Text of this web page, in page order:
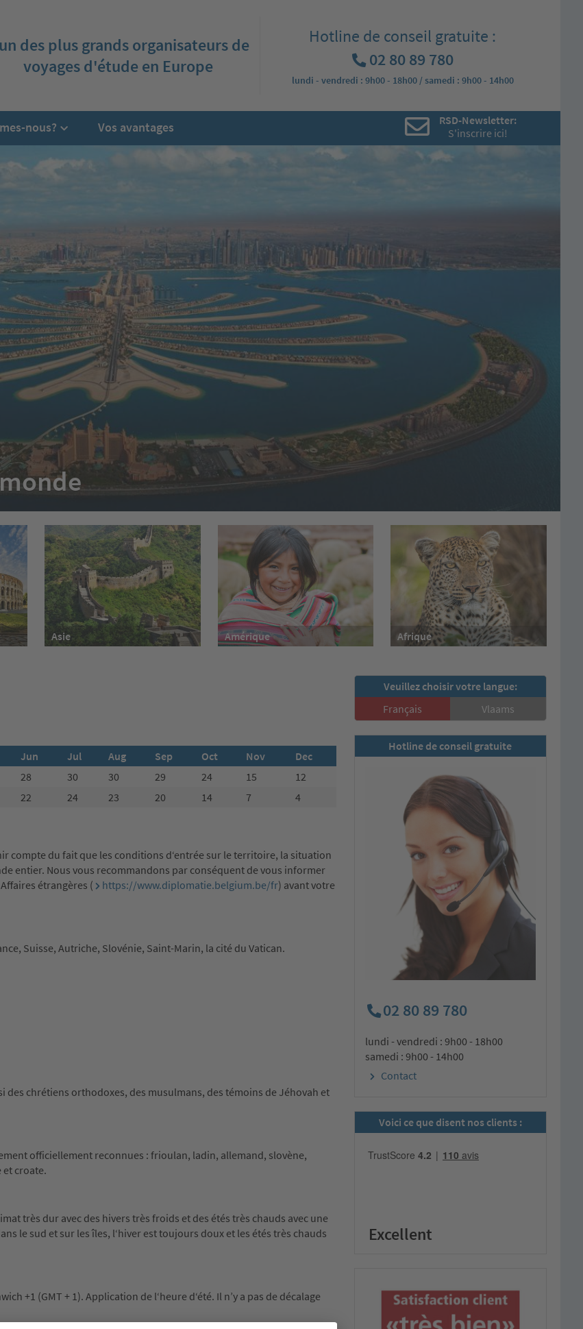
des plus grands organisateurs de
voyages d'étude en Europe
Hotline de conseil gratuite :
02 80 89 780
lundi - vendredi : 9h00 - 18h00 / samedi : 9h00 - 14h00
nous? Vos avantages
RSD-Newsletter:
S'inscrire ici!
Asie Amérique Afrique
Jun Jul Aug Sep Oct Nov
Dec
28 30 30 29 24 15
12
22 24 23 20 14 7 4
compte du fait que les conditions d‘entrée sur le territoire, la situation
entier. Nous vous recommandons par conséquent de vous informer
étrangères (
https://www.diplomatie.belgium.be/fr) avant votre
Suisse, Autriche, Slovénie, Saint-Marin, la cité du Vatican.
chrétiens orthodoxes, des musulmans, des témoins de Jéhovah et
officiellement reconnues : frioulan, ladin, allemand, slovène,
et croate.
très dur avec des hivers très froids et des étés très chauds avec une
le sud et sur les îles, l‘hiver est toujours doux et les étés très chauds
+1 (GMT + 1). Application de l‘heure d‘été. Il n’y a pas de décalage
Veuillez choisir votre langue:
Français
Vlaams
Hotline de conseil gratuite
02 80 89 780
lundi - vendredi : 9h00 - 18h00
samedi : 9h00 - 14h00
Contact
Voici ce que disent nos clients :
Excellent